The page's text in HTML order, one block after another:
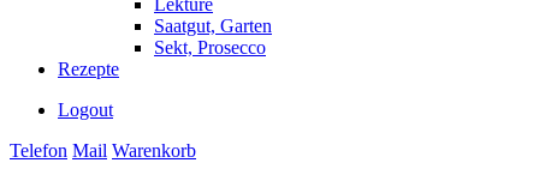
Lektüre
Saatgut, Garten
Sekt, Prosecco
Rezepte
Logout
Telefon Mail Warenkorb